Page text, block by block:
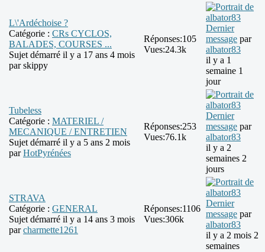
L\'Ardéchoise ?
Catégorie : CRs CYCLOS,
BALADES, COURSES ...
Sujet démarré il y a 17 ans 4 mois
parskippy
Réponses:105
Vues:24.3k
Dernier
message par
albator83
il y a 1
semaine 1
jour
Tubeless
Catégorie : MATERIEL /
MECANIQUE / ENTRETIEN
Sujet démarré il y a 5 ans 2 mois
parHotPyrénées
Réponses:253
Vues:76.1k
Dernier
message par
albator83
il y a 2
semaines 2
jours
STRAVA
Catégorie : GENERAL
Sujet démarré il y a 14 ans 3 mois
parcharmette1261
Réponses:1106
Vues:306k
Dernier
message par
albator83
il y a 2 mois 2
semaines